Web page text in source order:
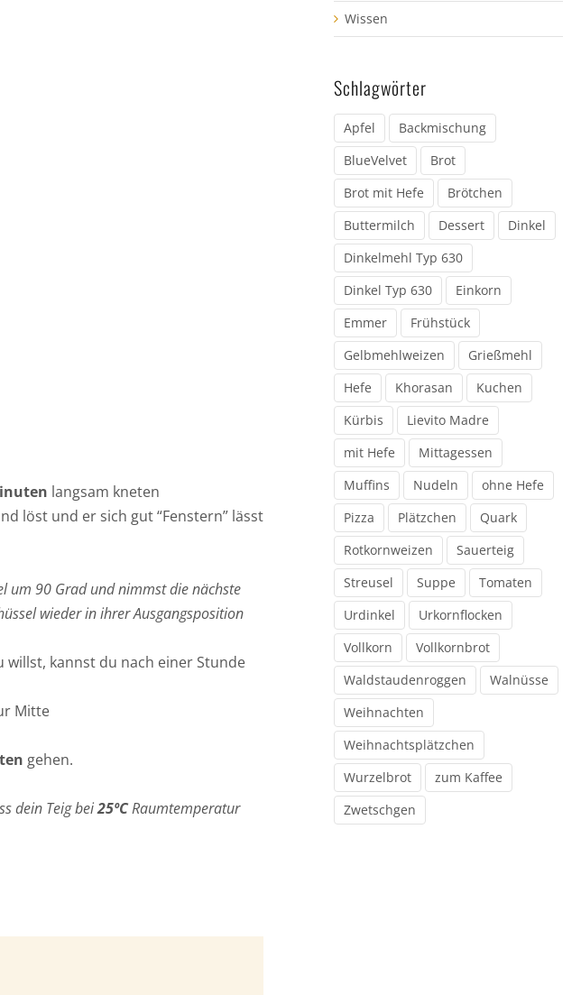
langsam kneten
löst und er sich gut “Fenstern” lässt
um 90 Grad und nimmst die nächste
wieder in ihrer Ausgangsposition
kannst du nach einer Stunde
Mitte
gehen.
dein Teig bei25ºCRaumtemperatur
Wissen
Schlagwörter
Apfel
Backmischung
BlueVelvet
Brot
Brot mit Hefe
Brötchen
Buttermilch
Dessert
Dinkel
Dinkelmehl Typ 630
Dinkel Typ 630
Einkorn
Emmer
Frühstück
Gelbmehlweizen
Grießmehl
Hefe
Khorasan
Kuchen
Kürbis
Lievito Madre
mit Hefe
Mittagessen
Muffins
Nudeln
ohne Hefe
Pizza
Plätzchen
Quark
Rotkornweizen
Sauerteig
Streusel
Suppe
Tomaten
Urdinkel
Urkornflocken
Vollkorn
Vollkornbrot
Waldstaudenroggen
Walnüsse
Weihnachten
Weihnachtsplätzchen
Wurzelbrot
zum Kaffee
Zwetschgen